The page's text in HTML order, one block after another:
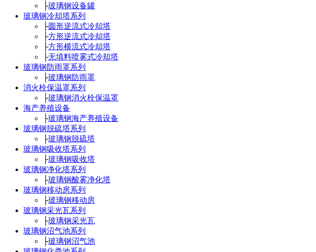
├玻璃钢设备罐
玻璃钢冷却塔系列
├圆形逆流式冷却塔
├方形逆流式冷却塔
├方形横流式冷却塔
├无填料喷雾式冷却塔
玻璃钢防雨罩系列
├玻璃钢防雨罩
消火栓保温罩系列
├玻璃钢消火栓保温罩
海产养殖设备
├玻璃钢海产养殖设备
玻璃钢脱硫塔系列
├玻璃钢脱硫塔
玻璃钢吸收塔系列
├玻璃钢吸收塔
玻璃钢净化塔系列
├玻璃钢酸雾净化塔
玻璃钢移动房系列
├玻璃钢移动房
玻璃钢采光瓦系列
├玻璃钢采光瓦
玻璃钢沼气池系列
├玻璃钢沼气池